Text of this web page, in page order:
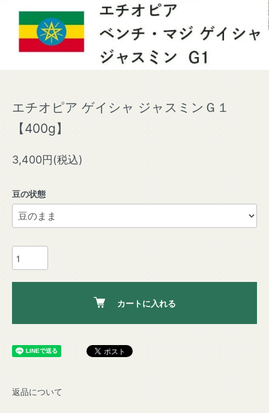
エチオピア ゲイシャ ジャスミンＧ１
【400g】
3,400円(税込)
豆の状態
カートに入れる
返品について